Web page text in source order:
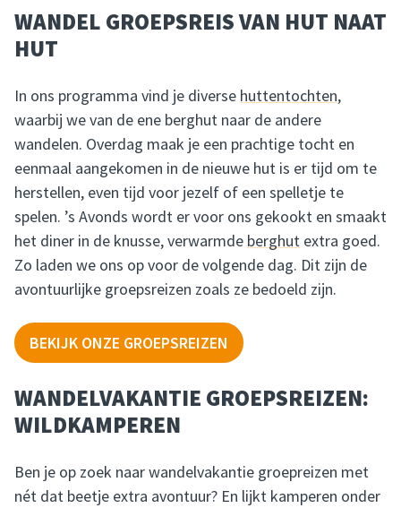
WANDEL GROEPSREIS VAN HUT NAAT
HUT
In ons programma vind je diverse huttentochten,
waarbij we van de ene berghut naar de andere
wandelen. Overdag maak je een prachtige tocht en
eenmaal aangekomen in de nieuwe hut is er tijd om te
herstellen, even tijd voor jezelf of een spelletje te
spelen. ’s Avonds wordt er voor ons gekookt en smaakt
het diner in de knusse, verwarmde berghut extra goed.
Zo laden we ons op voor de volgende dag. Dit zijn de
avontuurlijke groepsreizen zoals ze bedoeld zijn.
BEKIJK ONZE GROEPSREIZEN
WANDELVAKANTIE GROEPSREIZEN:
WILDKAMPEREN
Ben je op zoek naar wandelvakantie groepreizen met
nét dat beetje extra avontuur? En lijkt kamperen onder